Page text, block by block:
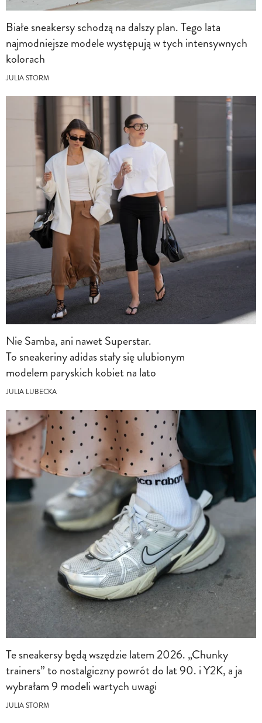
Białe sneakersy schodzą na dalszy plan. Tego lata
najmodniejsze modele występują w tych intensywnych
kolorach
JULIA STORM
Nie Samba, ani nawet Superstar.
To sneakeriny adidas stały się ulubionym
modelem paryskich kobiet na lato
JULIA LUBECKA
Te sneakersy będą wszędzie latem 2026. „Chunky
trainers” to nostalgiczny powrót do lat 90. i Y2K, a ja
wybrałam 9 modeli wartych uwagi
JULIA STORM